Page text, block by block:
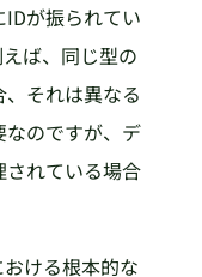
が振られてい
ば、同じ型の
それは異なる
のですが、デ
れている場合
ける根本的な